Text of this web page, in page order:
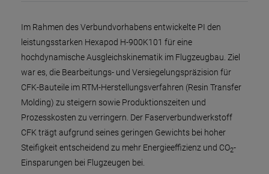
Im Rahmen des Verbundvorhabens entwickelte PI den
leistungsstarken Hexapod H-900K101 für eine
hochdynamische Ausgleichskinematik im Flugzeugbau. Ziel
war es, die Bearbeitungs- und Versiegelungspräzision für
CFK-Bauteile im RTM-Herstellungsverfahren (Resin Transfer
Molding) zu steigern sowie Produktionszeiten und
Prozesskosten zu verringern. Der Faserverbundwerkstoff
CFK trägt aufgrund seines geringen Gewichts bei hoher
Steifigkeit entscheidend zu mehr Energieeffizienz und CO2-
Einsparungen bei Flugzeugen bei.